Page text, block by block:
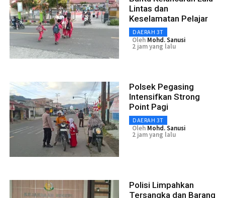
Lintas dan
Keselamatan Pelajar
DAERAH 3T
Oleh Mohd. Sanusi
2 jam yang lalu
Polsek Pegasing
Intensifkan Strong
Point Pagi
DAERAH 3T
Oleh Mohd. Sanusi
2 jam yang lalu
Polisi Limpahkan
Tersangka dan Barang